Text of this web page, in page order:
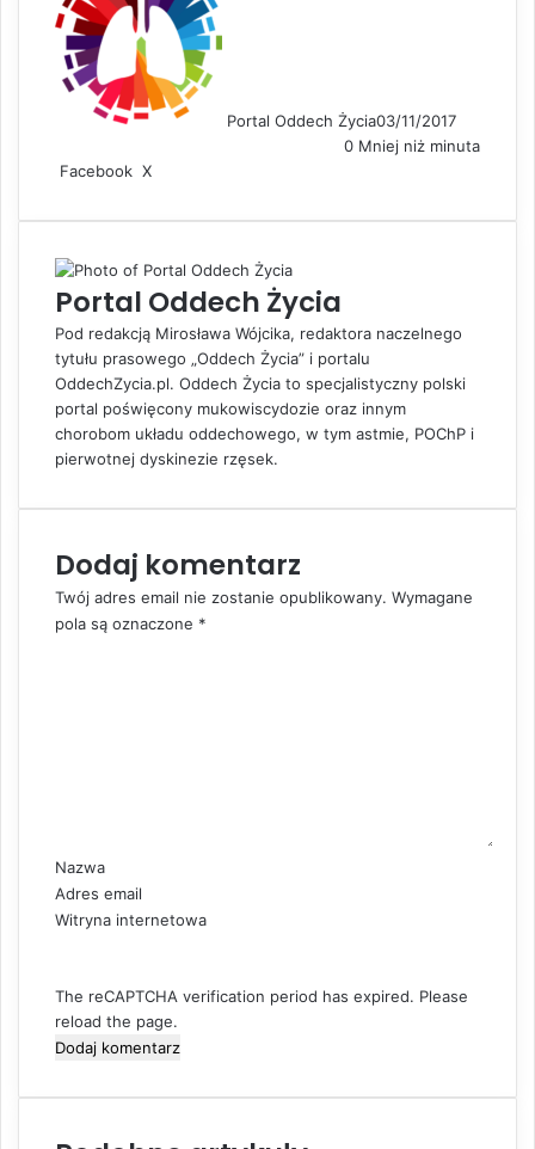
Portal Oddech Życia03/11/2017
0 Mniej niż minuta
Facebook X
n
e
d
a
e
v
E
u
u
j
Portal Oddech Życia
Pod redakcją Mirosława Wójcika, redaktora naczelnego
tytułu prasowego „Oddech Życia” i portalu
OddechZycia.pl. Oddech Życia to specjalistyczny polski
portal poświęcony mukowiscydozie oraz innym
chorobom układu oddechowego, w tym astmie, POChP i
pierwotnej dyskinezie rzęsek.
Dodaj komentarz
Twój adres email nie zostanie opublikowany. Wymagane
pola są oznaczone *
z
*
Nazwa
Adres email
Witryna internetowa
The reCAPTCHA verification period has expired. Please
reload the page.